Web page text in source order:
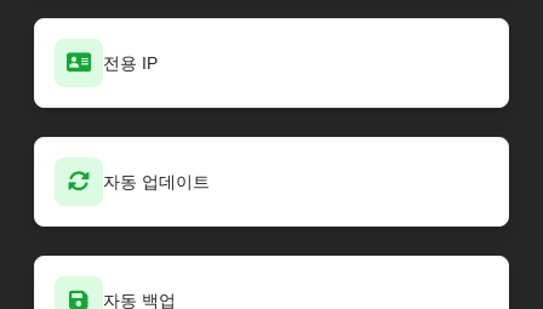
전용 IP
자동 업데이트
자동 백업